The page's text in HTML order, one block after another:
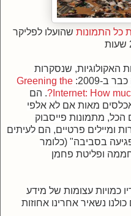
כל התמונות שהועלו לפליקר
האקולוגיות, שנסקרות
Greening the
Internet: How
. הם
מאות אם לא אלפי
מתמונות פייסבוק
ומיילים פרטיים, הם לעיתים
בסביבה" (כלומר
ופליטת פחמן
כמויות עצומות של מידע
נשאיר אחרינו אחוזות